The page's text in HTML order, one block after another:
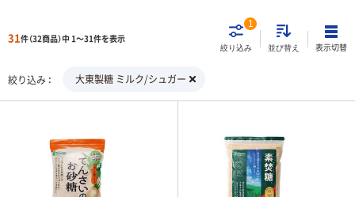
31件（32商品）中 1～31件を表示
絞り込み
1
並び替え 表示切替
絞り込み 大東製糖 ミルク/シュガー